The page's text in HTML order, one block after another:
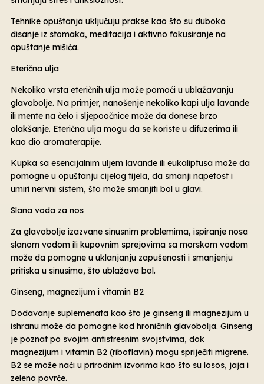
Tehnike opuštanja uključuju prakse kao što su duboko
disanje iz stomaka, meditacija i aktivno fokusiranje na
opuštanje mišića.
Eterična ulja
Nekoliko vrsta eteričnih ulja može pomoći u ublažavanju
glavobolje. Na primjer, nanošenje nekoliko kapi ulja lavande
ili mente na čelo i sljepoočnice može da donese brzo
olakšanje. Eterična ulja mogu da se koriste u difuzerima ili
kao dio aromaterapije.
Kupka sa esencijalnim uljem lavande ili eukaliptusa može da
pomogne u opuštanju cijelog tijela, da smanji napetost i
umiri nervni sistem, što može smanjiti bol u glavi.
Slana voda za nos
Za glavobolje izazvane sinusnim problemima, ispiranje nosa
slanom vodom ili kupovnim sprejovima sa morskom vodom
može da pomogne u uklanjanju zapušenosti i smanjenju
pritiska u sinusima, što ublažava bol.
Ginseng, magnezijum i vitamin B2
Dodavanje suplemenata kao što je ginseng ili magnezijum u
ishranu može da pomogne kod hroničnih glavobolja. Ginseng
je poznat po svojim antistresnim svojstvima, dok
magnezijum i vitamin B2 (riboflavin) mogu spriječiti migrene.
B2 se može naći u prirodnim izvorima kao što su losos, jaja i
zeleno povrće.